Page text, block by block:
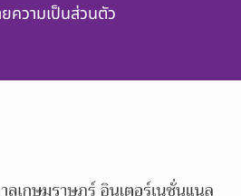
ความเป็นส่วนตัว